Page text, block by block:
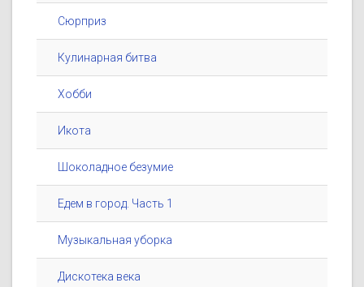
Сюрприз
Кулинарная битва
Хобби
Икота
Шоколадное безумие
Едем в город. Часть 1
Музыкальная уборка
Дискотека века